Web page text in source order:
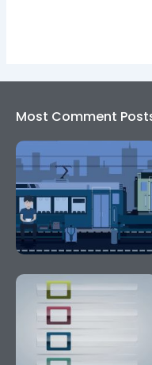
Most Comment